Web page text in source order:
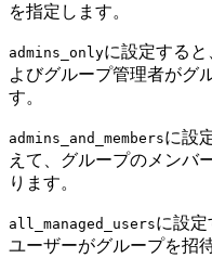
を指定します。
admins_onlyに設定する
よびグループ管理者がグ
す。
admins_and_membersに設
えて、グループのメンバ
ります。
all_managed_usersに設
ユーザーがグループを招